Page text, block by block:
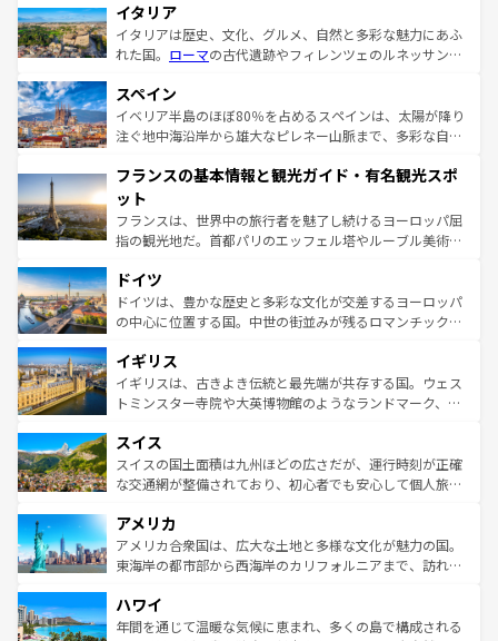
イタリア
イタリアは歴史、文化、グルメ、自然と多彩な魅力にあふ
れた国。 ローマの古代遺跡やフィレンツェのルネッサンス
ろん、トスカーナの美しい田園風景やアマルフィ海岸の絶
景など、自然景観も見逃せない。観光の合間には、本場の
ピザやパスタなど、絶品のイタリア料理を堪能することも
ませてくれるイタリアで、忘れられない旅をしてみよう！
なお、新着のイタリア情報は
しい。
スペイン
イベリア半島のほぼ80％を占めるスペインは、太陽が降り
注ぐ地中海沿岸から雄大なピレネー山脈まで、多彩な自然
文化が根付くこの国では、情熱的なフラメンコ、熱気あふ
れる闘牛、そして美味しいタパスが生活の一部となってい
る。首都マドリードの洗練された雰囲気や、バルセロナの
アートに溢れた街角から、地方では古代ローマ遺跡や中世
せる。地方によって風土や気候が異なるスペインはその個
性で訪れる人を魅了する。 なお、新着のスペイン情報は コ
ンテンツ一覧を参照してほしい。
フランスの基本情報と観光ガイド・有名観光スポ
ット
フランスは、世界中の旅行者を魅了し続けるヨーロッパ屈
指の観光地だ。首都パリのエッフェル塔やルーブル美術館
で、幅広い魅力が詰まっている。華麗な宮殿、歴史的な大
聖堂、美しいビーチ、そして豊かな自然が、訪れる者を心
から魅了する。また、フランスは美食の国としても知ら
いる。シャンパンの発祥地であるランス、プロヴァンスの
香り高いラベンダー畑など、多彩な楽しみ方が可能だ。さ
らに、パリ以外の地域にも魅力が溢れており、どの街角に
れる地方に足を運ぶとそれぞれで全く異なる文化を体験で
きるだろう。 なお、新着のフランス情報はコンテンツ一覧
を参照してほしい。
ドイツ
ドイツは、豊かな歴史と多彩な文化が交差するヨーロッパ
の中心に位置する国。中世の街並みが残るロマンチック街
顔を持つこの国は、どこを歩いても飽きることがない。ベ
ルリンの文化的活気、バイエルン州のアルプスの絶景、そ
してライン川沿いのワイン畑といった風景は必見。ビール
は、お酒好きな人にはぜひ体験してほしい。 なお、新着の
ドイツ情報はコンテンツ一覧を参照してほしい。
イギリス
イギリスは、古きよき伝統と最先端が共存する国。ウェス
トミンスター寺院や大英博物館のようなランドマーク、歴
リアごとに異なる魅力がある。また、優雅なアフタヌーン
ティー、ビール好きにはたまらない英国パブ、サッカー観
戦など、本場だからこそできる体験も豊富。イギリスを旅
ンツ一覧を参照してほしい。
スイス
スイスの国土面積は九州ほどの広さだが、運行時刻が正確
な交通網が整備されており、初心者でも安心して個人旅行
の建物がそのまま残る町や、スイスならではのユニークな
博物館もあり、アルプス観光だけでなく町歩きも満喫する
ことができる。国民の所得が高いため物価も高いが、旅行
ば市内交通費無料で観光を楽しむこともできる。 なお、新
着のスイス情報はコンテンツ一覧 を参照してほしい。
アメリカ
アメリカ合衆国は、広大な土地と多様な文化が魅力の国。
東海岸の都市部から西海岸のカリフォルニアまで、訪れる
のような巨大都市は、観光、ショッピング、エンターテイ
ンメントが詰まった刺激的なスポットだ。一方、アメリカ
ハワイ
年間を通じて温暖な気候に恵まれ、多くの島で構成される